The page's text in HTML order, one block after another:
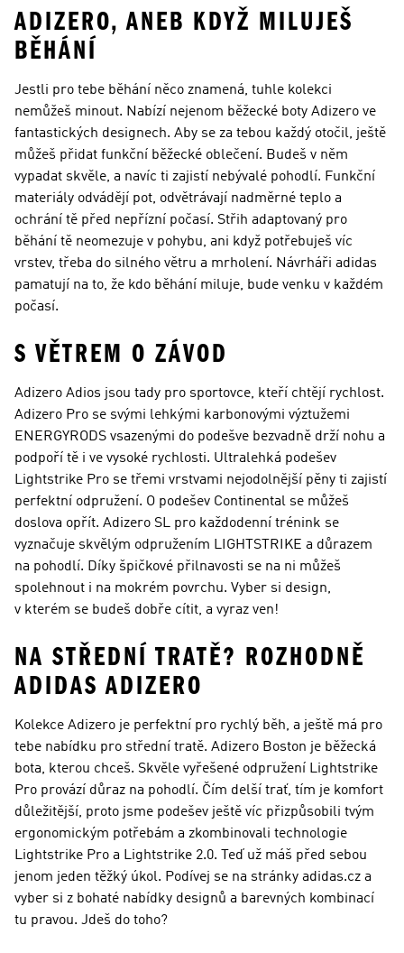
ADIZERO, ANEB KDYŽ MILUJEŠ
BĚHÁNÍ
Jestli pro tebe běhání něco znamená, tuhle kolekci
nemůžeš minout. Nabízí nejenom běžecké boty Adizero ve
fantastických designech. Aby se za tebou každý otočil, ještě
můžeš přidat funkční běžecké oblečení. Budeš v něm
vypadat skvěle, a navíc ti zajistí nebývalé pohodlí. Funkční
materiály odvádějí pot, odvětrávají nadměrné teplo a
ochrání tě před nepřízní počasí. Střih adaptovaný pro
běhání tě neomezuje v pohybu, ani když potřebuješ víc
vrstev, třeba do silného větru a mrholení. Návrháři adidas
pamatují na to, že kdo běhání miluje, bude venku v každém
počasí.
S VĚTREM O ZÁVOD
Adizero Adios jsou tady pro sportovce, kteří chtějí rychlost.
Adizero Pro se svými lehkými karbonovými výztužemi
ENERGYRODS vsazenými do podešve bezvadně drží nohu a
podpoří tě i ve vysoké rychlosti. Ultralehká podešev
Lightstrike Pro se třemi vrstvami nejodolnější pěny ti zajistí
perfektní odpružení. O podešev Continental se můžeš
doslova opřít. Adizero SL pro každodenní trénink se
vyznačuje skvělým odpružením LIGHTSTRIKE a důrazem
na pohodlí. Díky špičkové přilnavosti se na ni můžeš
spolehnout i na mokrém povrchu. Vyber si design,
v kterém se budeš dobře cítit, a vyraz ven!
NA STŘEDNÍ TRATĚ? ROZHODNĚ
ADIDAS ADIZERO
Kolekce Adizero je perfektní pro rychlý běh, a ještě má pro
tebe nabídku pro střední tratě. Adizero Boston je běžecká
bota, kterou chceš. Skvěle vyřešené odpružení Lightstrike
Pro provází důraz na pohodlí. Čím delší trať, tím je komfort
důležitější, proto jsme podešev ještě víc přizpůsobili tvým
ergonomickým potřebám a zkombinovali technologie
Lightstrike Pro a Lightstrike 2.0. Teď už máš před sebou
jenom jeden těžký úkol. Podívej se na stránky adidas.cz a
vyber si z bohaté nabídky designů a barevných kombinací
tu pravou. Jdeš do toho?